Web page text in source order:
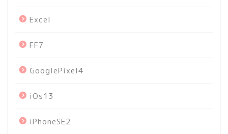
Excel
FF7
GooglePixel4
iOs13
iPhoneSE2